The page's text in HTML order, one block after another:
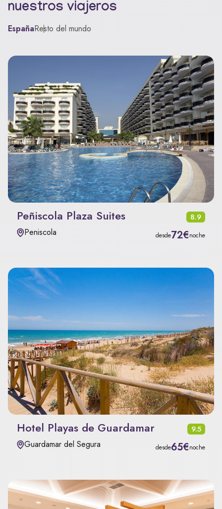
nuestros viajeros
EspañaResto del mundo
Peñiscola Plaza Suites 8.9
Peniscola desde72€noche
Hotel Playas de Guardamar 9.5
Guardamar del Segura desde65€noche